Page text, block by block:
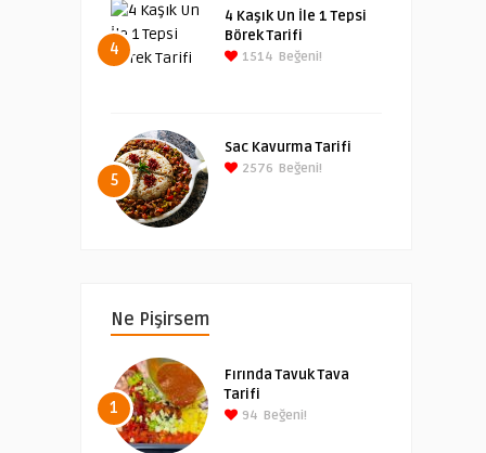
4
4 Kaşık Un İle 1 Tepsi
Börek Tarifi
1514 Beğeni!
5
Sac Kavurma Tarifi
2576 Beğeni!
Ne Pişirsem
1
Fırında Tavuk Tava
Tarifi
94 Beğeni!